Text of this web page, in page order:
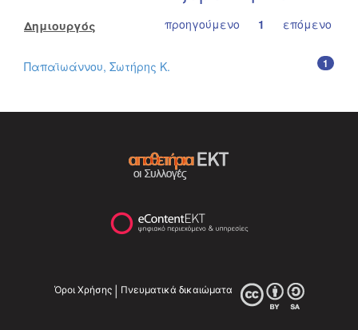
προηγούμενο 1 επόμενο
Δημιουργός
1
Παπαϊωάννου, Σωτήρης Κ.